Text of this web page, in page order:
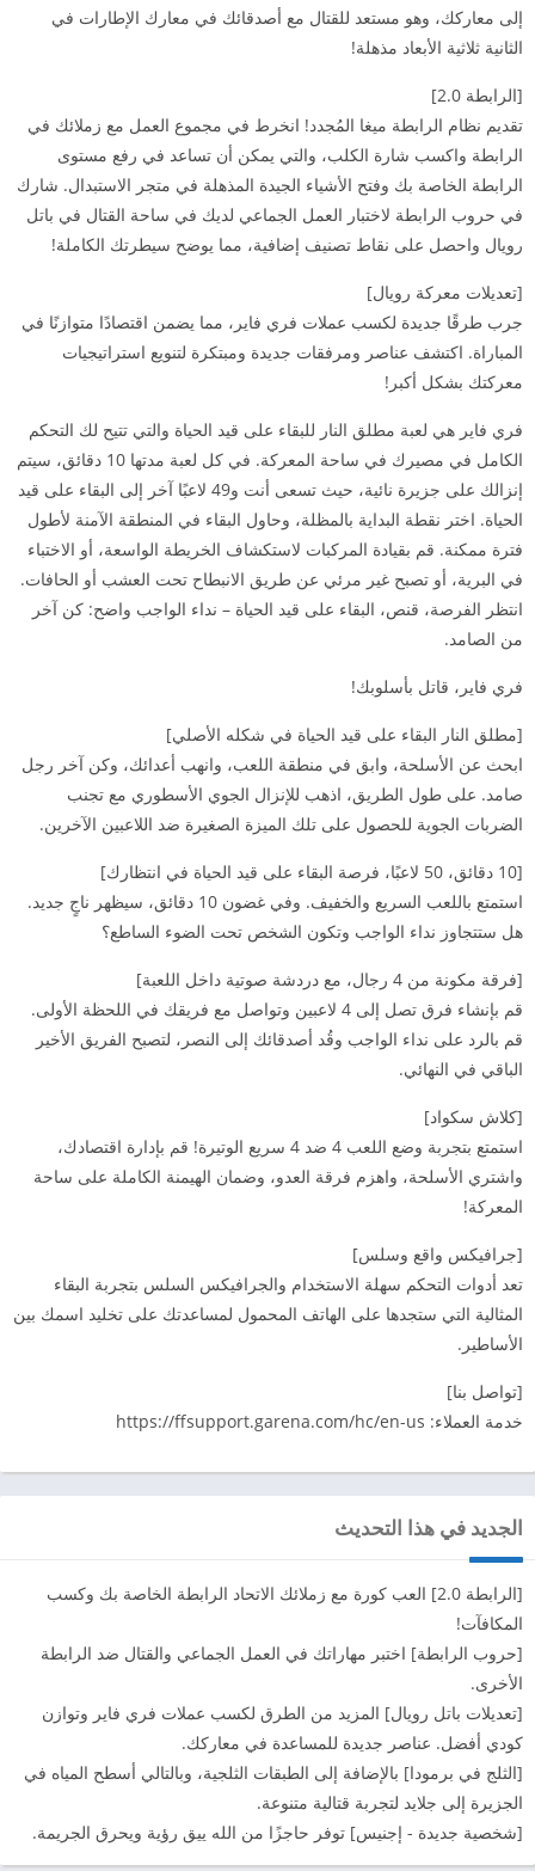
إلى معاركك، وهو مستعد للقتال مع أصدقائك في معارك الإطارات في
الثانية ثلاثية الأبعاد مذهلة!
[الرابطة 2.0]
تقديم نظام الرابطة ميغا المُجدد! انخرط في مجموع العمل مع زملائك في
الرابطة واكسب شارة الكلب، والتي يمكن أن تساعد في رفع مستوى
الرابطة الخاصة بك وفتح الأشياء الجيدة المذهلة في متجر الاستبدال. شارك
في حروب الرابطة لاختبار العمل الجماعي لديك في ساحة القتال في باتل
رويال واحصل على نقاط تصنيف إضافية، مما يوضح سيطرتك الكاملة!
[تعديلات معركة رويال]
جرب طرقًا جديدة لكسب عملات فري فاير، مما يضمن اقتصادًا متوازنًا في
المباراة. اكتشف عناصر ومرفقات جديدة ومبتكرة لتنويع استراتيجيات
معركتك بشكل أكبر!
فري فاير هي لعبة مطلق النار للبقاء على قيد الحياة والتي تتيح لك التحكم
الكامل في مصيرك في ساحة المعركة. في كل لعبة مدتها 10 دقائق، سيتم
إنزالك على جزيرة نائية، حيث تسعى أنت و49 لاعبًا آخر إلى البقاء على قيد
الحياة. اختر نقطة البداية بالمظلة، وحاول البقاء في المنطقة الآمنة لأطول
فترة ممكنة. قم بقيادة المركبات لاستكشاف الخريطة الواسعة، أو الاختباء
في البرية، أو تصبح غير مرئي عن طريق الانبطاح تحت العشب أو الحافات.
انتظر الفرصة، قنص، البقاء على قيد الحياة – نداء الواجب واضح: كن آخر
من الصامد.
فري فاير، قاتل بأسلوبك!
[مطلق النار البقاء على قيد الحياة في شكله الأصلي]
ابحث عن الأسلحة، وابق في منطقة اللعب، وانهب أعدائك، وكن آخر رجل
صامد. على طول الطريق، اذهب للإنزال الجوي الأسطوري مع تجنب
الضربات الجوية للحصول على تلك الميزة الصغيرة ضد اللاعبين الآخرين.
[10 دقائق، 50 لاعبًا، فرصة البقاء على قيد الحياة في انتظارك]
استمتع باللعب السريع والخفيف. وفي غضون 10 دقائق، سيظهر ناجٍ جديد.
هل ستتجاوز نداء الواجب وتكون الشخص تحت الضوء الساطع؟
[فرقة مكونة من 4 رجال، مع دردشة صوتية داخل اللعبة]
قم بإنشاء فرق تصل إلى 4 لاعبين وتواصل مع فريقك في اللحظة الأولى.
قم بالرد على نداء الواجب وقُد أصدقائك إلى النصر، لتصبح الفريق الأخير
الباقي في النهائي.
[كلاش سكواد]
استمتع بتجربة وضع اللعب 4 ضد 4 سريع الوتيرة! قم بإدارة اقتصادك،
واشتري الأسلحة، واهزم فرقة العدو، وضمان الهيمنة الكاملة على ساحة
المعركة!
[جرافيكس واقع وسلس]
تعد أدوات التحكم سهلة الاستخدام والجرافيكس السلس بتجربة البقاء
المثالية التي ستجدها على الهاتف المحمول لمساعدتك على تخليد اسمك بين
الأساطير.
[تواصل بنا]
خدمة العملاء: https://ffsupport.garena.com/hc/en-us
الجديد في هذا التحديث
[الرابطة 2.0] العب كورة مع زملائك الاتحاد الرابطة الخاصة بك وكسب
المكافآت!
[حروب الرابطة] اختبر مهاراتك في العمل الجماعي والقتال ضد الرابطة
الأخرى.
[تعديلات باتل رويال] المزيد من الطرق لكسب عملات فري فاير وتوازن
كودي أفضل. عناصر جديدة للمساعدة في معاركك.
[الثلج في برمودا] بالإضافة إلى الطبقات الثلجية، وبالتالي أسطح المياه في
الجزيرة إلى جلايد لتجربة قتالية متنوعة.
[شخصية جديدة - إجنيس] توفر حاجزًا من الله ييق رؤية ويحرق الجريمة.